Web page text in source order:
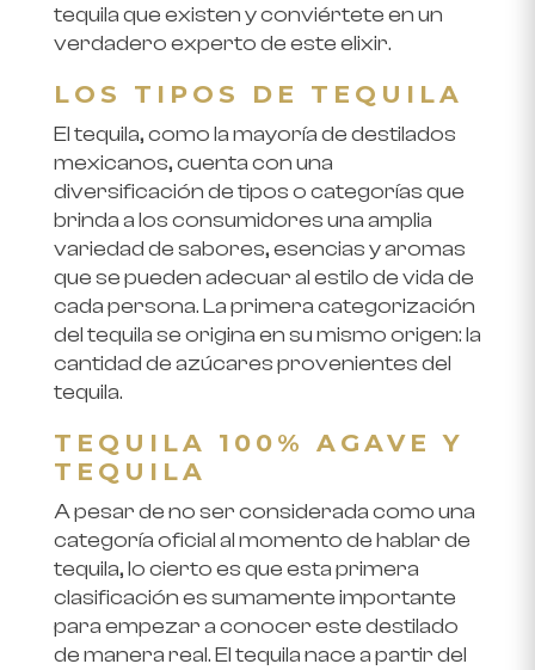
tequila que existen y conviértete en un
verdadero experto de este elixir.
LOS TIPOS DE TEQUILA
El tequila, como la mayoría de destilados
mexicanos, cuenta con una
diversificación de tipos o categorías que
brinda a los consumidores una amplia
variedad de sabores, esencias y aromas
que se pueden adecuar al estilo de vida de
cada persona. La primera categorización
del tequila se origina en su mismo origen: la
cantidad de azúcares provenientes del
tequila.
TEQUILA 100% AGAVE Y
TEQUILA
A pesar de no ser considerada como una
categoría oficial al momento de hablar de
tequila, lo cierto es que esta primera
clasificación es sumamente importante
para empezar a conocer este destilado
de manera real. El tequila nace a partir del